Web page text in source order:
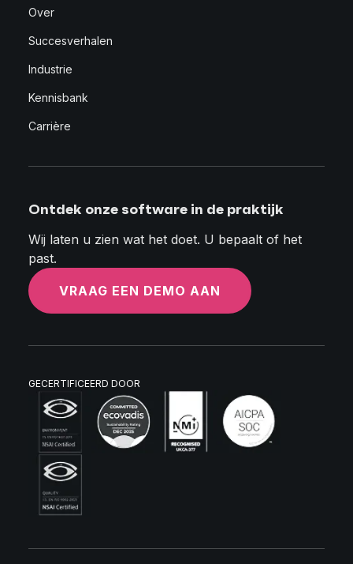
Over
Succesverhalen
Industrie
Kennisbank
Carrière
Ontdek onze software in de praktijk
Wij laten u zien wat het doet. U bepaalt of het
past.
VRAAG EEN DEMO AAN
GECERTIFICEERD DOOR